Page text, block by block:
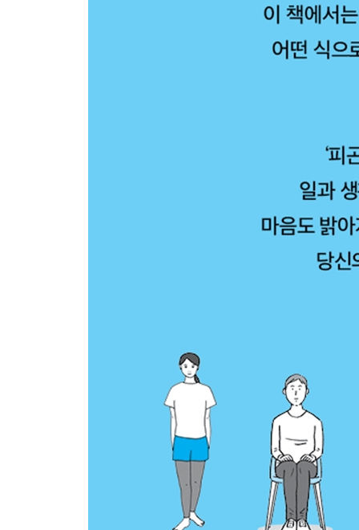
100 능숙하게 넘겨버릴 수 있는 말을 준비해둔다
끝으로 | 피곤해지지 않는 몸으로 매일 활기차게